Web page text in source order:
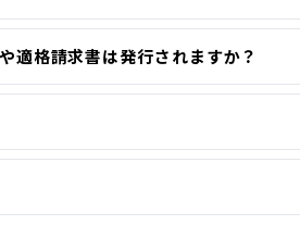
適格請求書は発行されますか？